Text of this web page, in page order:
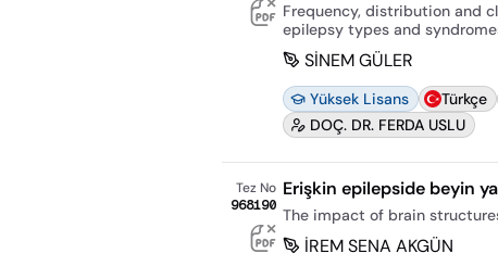
Frequency, distribution and
epilepsy types and
SİNEM GÜLER
Yüksek Lisans Türkçe
DOÇ. DR. FERDA USLU
Tez No
968190
Erişkin epilepside beyin
The impact of brain
İREM SENA AKGÜN